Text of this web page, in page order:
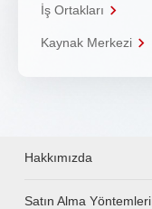
İş Ortakları
Kaynak Merkezi
Hakkımızda
Satın Alma Yöntemleri